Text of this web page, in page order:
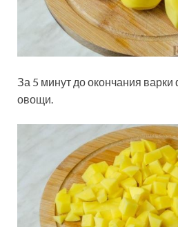
За 5 минут до окончания
овощи.